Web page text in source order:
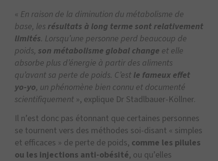
« En raison de la diminution du métabolisme de
base, les résultats à long terme sont relativement
limités. Lorsqu’une personne perd beaucoup de
poids, son métabolisme global change et elle
absorbe plus d’énergie à partir des aliments
qu’avant sa perte de poids. C’est le fameux effet
yo-yo, un phénomène bien connu et documenté
scientifiquement », explique Dr Stadlbauer-Köllner.
Il n’est donc pas étonnant que certaines personnes
se tournent vers des méthodes soi-disant « simples
et efficaces » de perte de poids, comme les pilules
ou les injections anti-obésité, ou qu’elles